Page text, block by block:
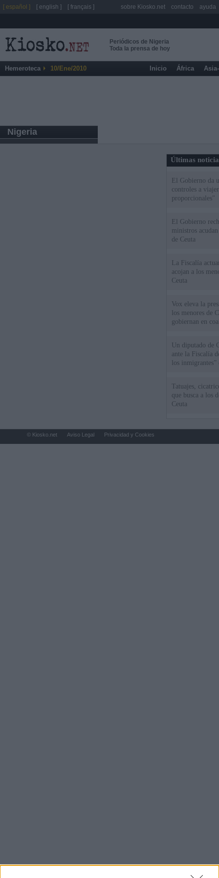
Periódicos de Nigeria
Toda la prensa de hoy
Hemeroteca 10/Ene/2010 Inicio África
Nigeria
Últimas
El Gobierno da
controles a
proporcionales"
El Gobierno
ministros
de Ceuta
La Fiscalía
acojan a los
Ceuta
Vox eleva la
los menores de
gobiernan en
Un diputado de
ante la Fiscalía
los inmigrantes”
Tatuajes,
que busca a los
Ceuta
[ español ] [ english ] [ français ] sobre Kiosko.net contacto ayuda
© Kiosko.net Aviso Legal Privacidad y Cookies